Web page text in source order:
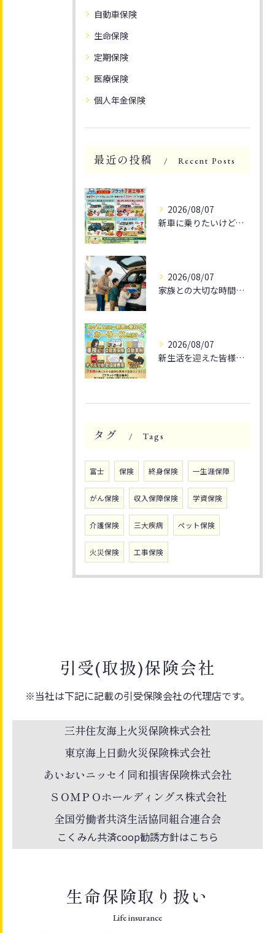
自動車保険
生命保険
定期保険
医療保険
個人年金保険
最近の投稿 Recent Posts
2026/08/07
新車に乗りたいけど、予算が気になる方へ朗報です！
2026/08/07
家族との大切な時間を🚗✨
2026/08/07
新生活を迎えた皆様、そろそろ通勤や休日のドライブをもっと楽し...
タグ Tags
富士 保険 終身保険 一生涯保障
がん保険 収入保障保険 学資保険
介護保険 三大疾病 ペット保険
火災保険 工事保険
引受(取扱)保険会社
※当社は下記に記載の引受保険会社の代理店です。
三井住友海上火災保険株式会社
東京海上日動火災保険株式会社
あいおいニッセイ同和損害保険株式会社
ＳＯＭＰＯホールディングス株式会社
全国労働者共済生活協同組合連合会
こくみん共済coop勧誘方針はこちら
Life insurance
生命保険取り扱い